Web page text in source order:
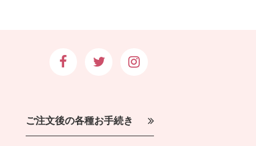
ご注文後の各種お手続き